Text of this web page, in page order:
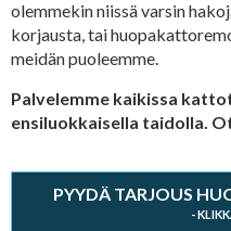
olemmekin niissä varsin
korjausta, tai
meidän puoleemme.
Palvelemme kaikissa
ensiluokkaisella taidolla.
PYYDÄ TARJOUS